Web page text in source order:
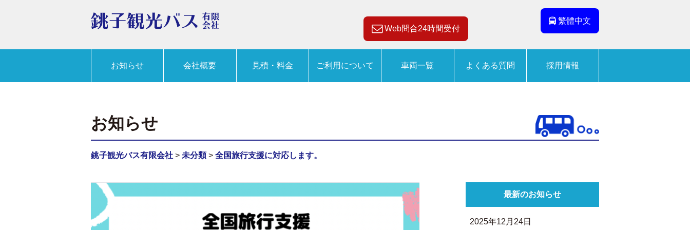
Web問合24時間受付
繁體中文
お知らせ 会社概要 見積・料金 ご利用について 車両一覧 よくある質問 採用情報
お知らせ
銚子観光バス有限会社 > 未分類> 全国旅行支援に対応します。
最新のお知らせ
2025年12月24日